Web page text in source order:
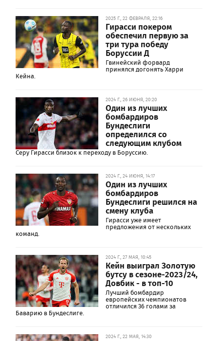
2025 Г., 22 ФЕВРАЛЯ, 22:16
Гирасси покером
обеспечил первую за
три тура победу
Боруcсии Д
Гвинейский форвард
принялся догонять Харри
Кейна.
2024 Г., 26 ИЮНЯ, 20:20
Один из лучших
бомбардиров
Бундеслиги
определился со
следующим клубом
Серу Гирасси близок к переходу в Боруссию.
2024 Г., 24 ИЮНЯ, 14:17
Один из лучших
бомбардиров
Бундеслиги решился на
смену клуба
Гирасси уже имеет
предложения от нескольких
команд.
2024 Г., 27 МАЯ, 10:45
Кейн выиграл Золотую
бутсу в сезоне-2023/24,
Довбик - в топ-10
Лучший бомбардир
европейских чемпионатов
отличился 36 голами за
Баварию в Бундеслиге.
2024 Г., 22 МАЯ, 14:30